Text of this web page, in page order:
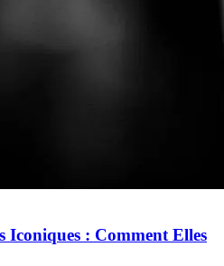
Iconiques : Comment Elles